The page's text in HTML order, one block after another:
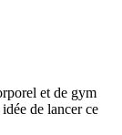
et de gym
de lancer ce